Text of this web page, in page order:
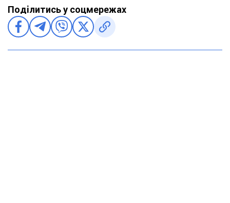
Поділитись у соцмережах